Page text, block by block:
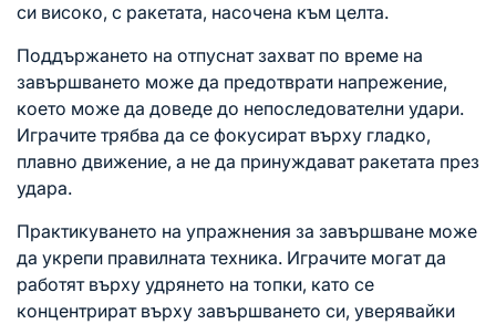
си високо, с ракетата, насочена към целта.
Поддържането на отпуснат захват по време на
завършването може да предотврати напрежение,
което може да доведе до непоследователни удари.
Играчите трябва да се фокусират върху гладко,
плавно движение, а не да принуждават ракетата през
удара.
Практикуването на упражнения за завършване може
да укрепи правилната техника. Играчите могат да
работят върху удрянето на топки, като се
концентрират върху завършването си, уверявайки